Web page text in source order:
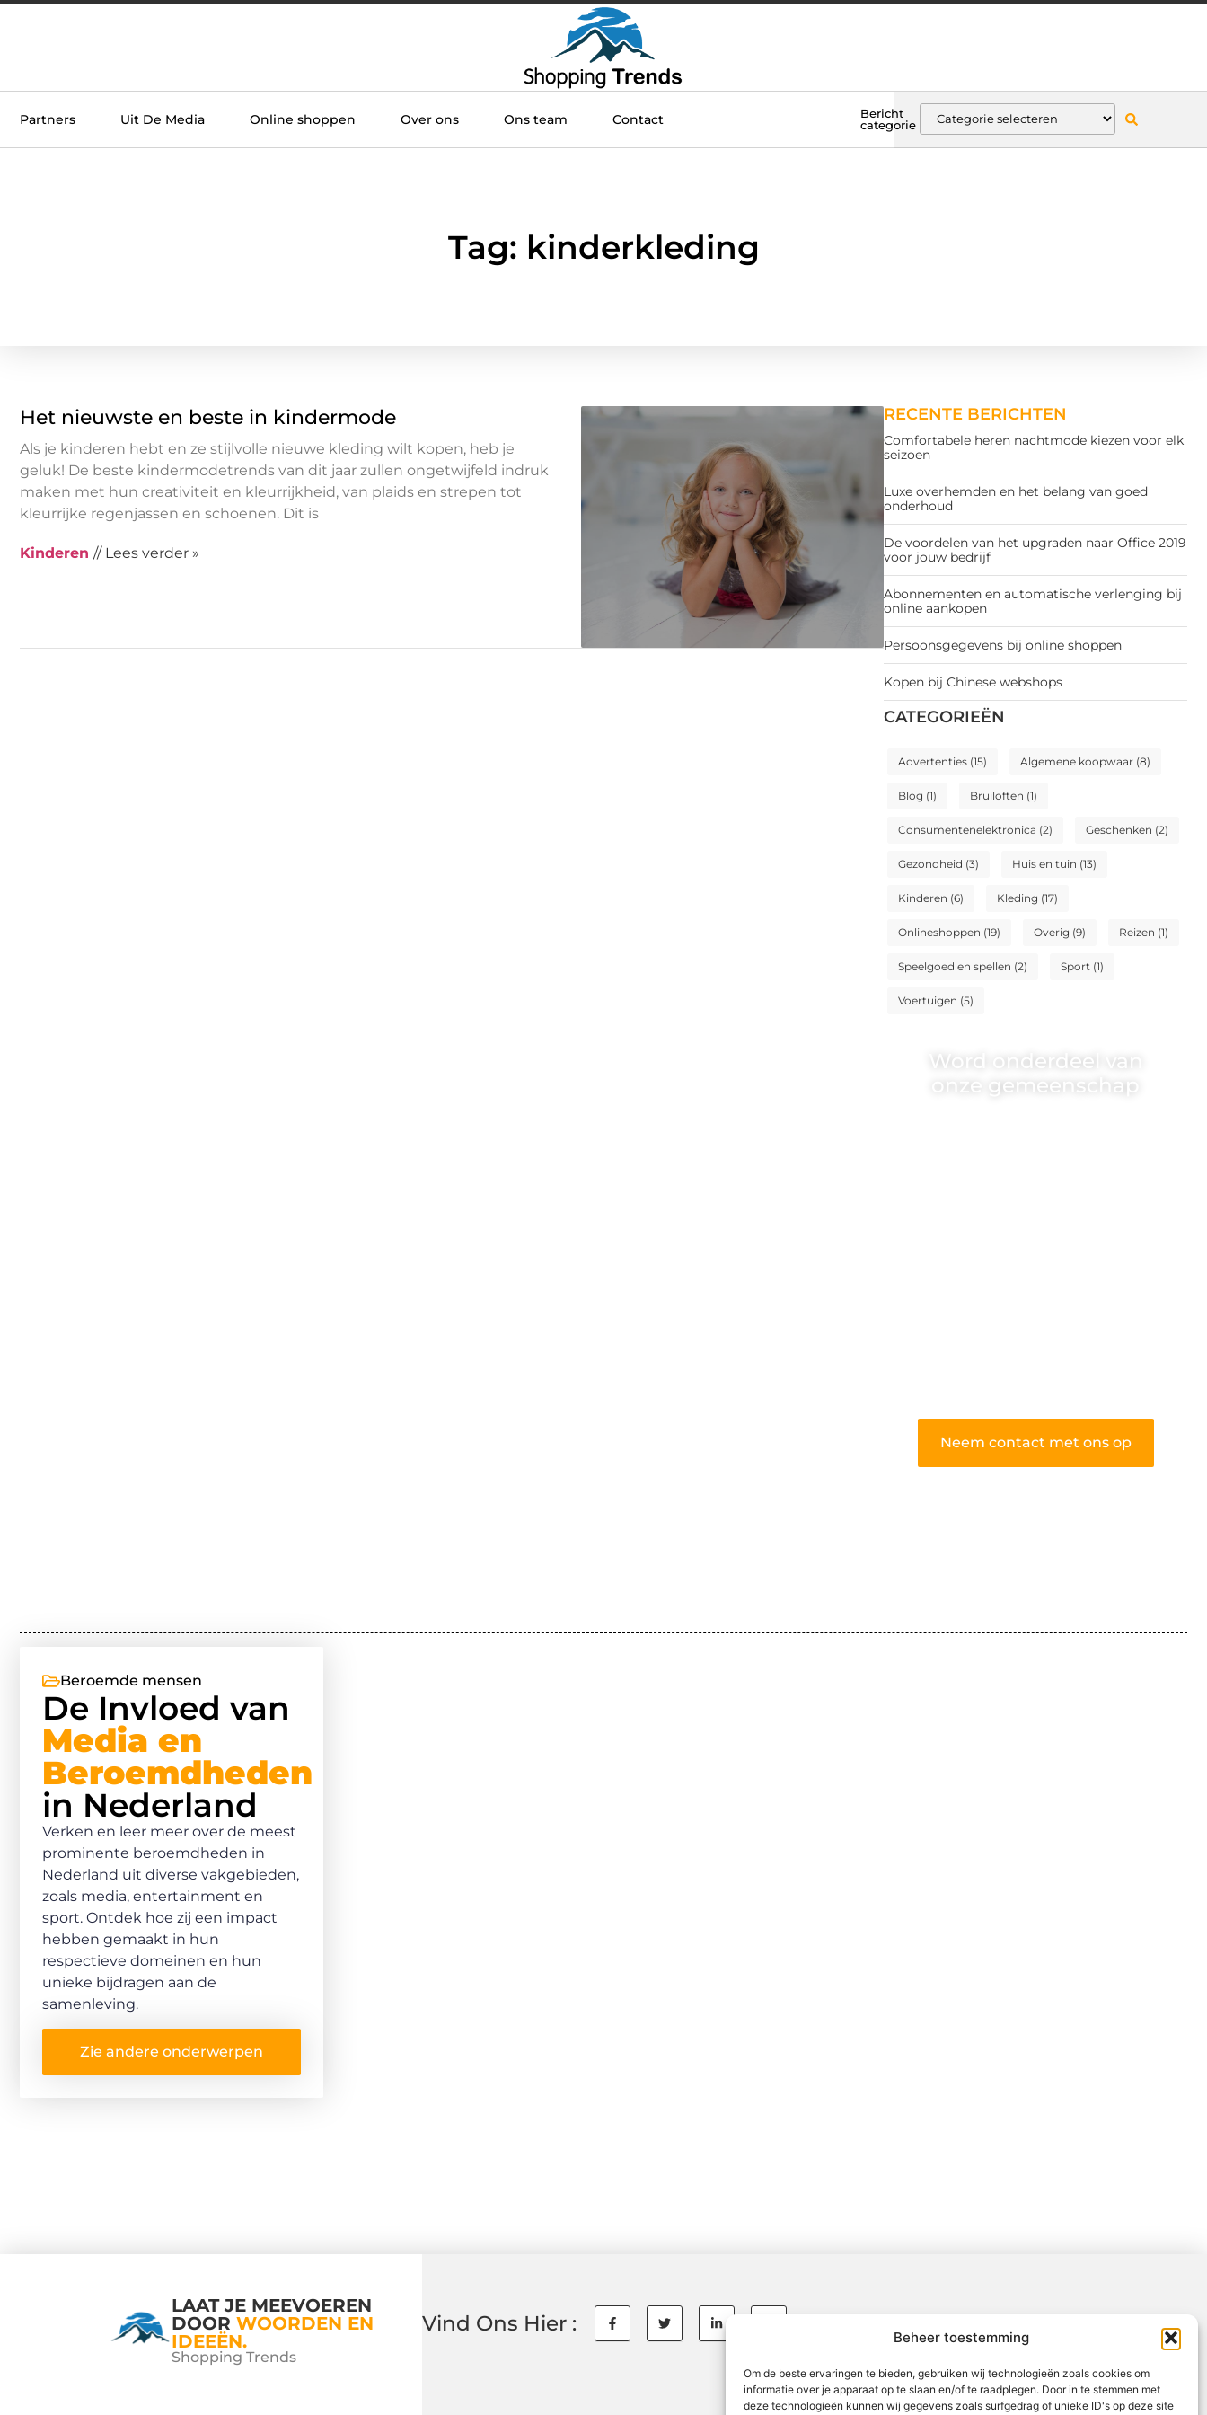
Beheer toestemming
Om de beste ervaringen te bieden, gebruiken wij technologieën zoals cookies om
informatie over je apparaat op te slaan en/of te raadplegen. Door in te stemmen met
deze technologieën kunnen wij gegevens zoals surfgedrag of unieke ID's op deze site
Partners Uit De Media Online shoppen Over ons Ons team Contact
Bericht
categorie
Tag: kinderkleding
RECENTE BERICHTEN
Comfortabele heren nachtmode kiezen voor elk
seizoen
Luxe overhemden en het belang van goed
onderhoud
De voordelen van het upgraden naar Office 2019
voor jouw bedrijf
Abonnementen en automatische verlenging bij
online aankopen
Persoonsgegevens bij online shoppen
Kopen bij Chinese webshops
CATEGORIEËN
Advertenties (15) Algemene koopwaar (8)
Blog (1) Bruiloften (1)
Consumentenelektronica (2) Geschenken (2)
Gezondheid (3) Huis en tuin (13)
Kinderen (6) Kleding (17)
Onlineshoppen (19) Overig (9) Reizen (1)
Speelgoed en spellen (2) Sport (1)
Voertuigen (5)
Word onderdeel van
onze gemeenschap
Neem contact met ons op
Het nieuwste en beste in kindermode
Als je kinderen hebt en ze stijlvolle nieuwe kleding wilt kopen, heb je
geluk! De beste kindermodetrends van dit jaar zullen ongetwijfeld indruk
maken met hun creativiteit en kleurrijkheid, van plaids en strepen tot
kleurrijke regenjassen en schoenen. Dit is
Kinderen // Lees verder »
Beroemde mensen
De Invloed van
Media en
Beroemdheden
in Nederland
Verken en leer meer over de meest
prominente beroemdheden in
Nederland uit diverse vakgebieden,
zoals media, entertainment en
sport. Ontdek hoe zij een impact
hebben gemaakt in hun
respectieve domeinen en hun
unieke bijdragen aan de
samenleving.
Zie andere onderwerpen
LAAT JE MEEVOEREN
DOOR WOORDEN EN
IDEEËN.
Shopping Trends
Vind Ons Hier :